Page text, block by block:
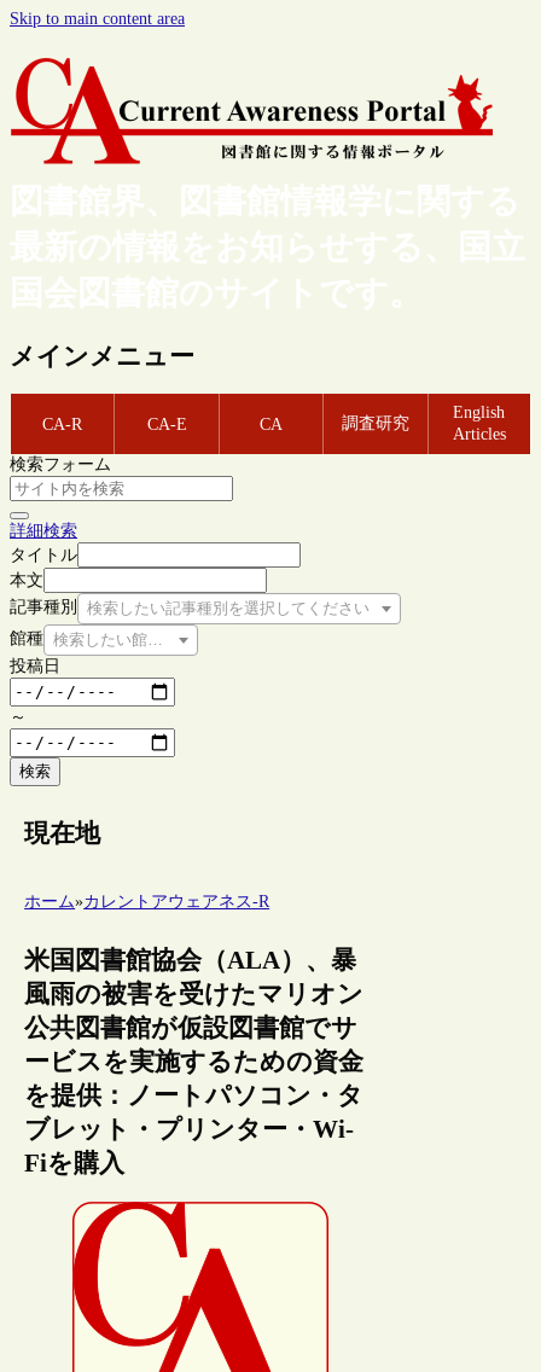
Skip to main content area
図書館界、図書館情報学に関する
最新の情報をお知らせする、国立
国会図書館のサイトです。
メインメニュー
CA-R CA-E CA 調査研究
English
Articles
検索フォーム
詳細検索
タイトル
本文
記事種別
検索したい記事種別を選択してください
館種 検索したい館種を選択してください
投稿日
～
検索
現在地
ホーム»カレントアウェアネス-R
米国図書館協会（ALA）、暴
風雨の被害を受けたマリオン
公共図書館が仮設図書館でサ
ービスを実施するための資金
を提供：ノートパソコン・タ
ブレット・プリンター・Wi-
Fiを購入